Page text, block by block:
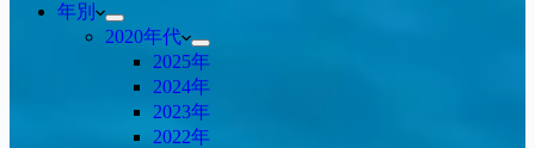
年別
2020年代
2025年
2024年
2023年
2022年